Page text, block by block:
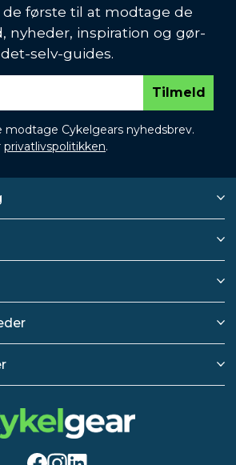
første til at modtage de
nyheder, inspiration og gør-
det-selv-guides.
Tilmeld
modtage Cykelgears nyhedsbrev.
privatlivspolitikken.